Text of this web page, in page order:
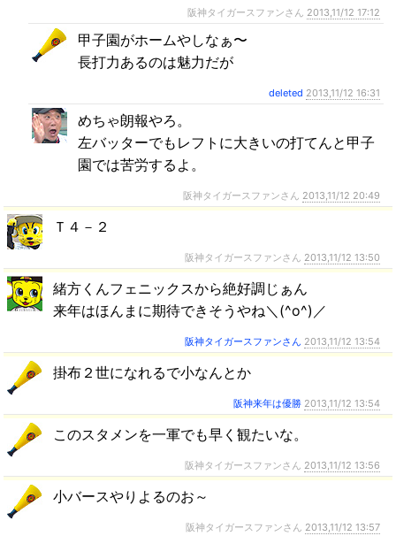
阪神タイガースファンさん 2013,11/12 17:12
甲子園がホームやしなぁ〜
長打力あるのは魅力だが
deleted 2013,11/12 16:31
めちゃ朗報やろ。
左バッターでもレフトに大きいの打てんと甲子
園では苦労するよ。
阪神タイガースファンさん 2013,11/12 20:49
Ｔ４－２
阪神タイガースファンさん 2013,11/12 13:50
緒方くんフェニックスから絶好調じぁん
来年はほんまに期待できそうやね＼(^o^)／
阪神タイガースファンさん 2013,11/12 13:54
掛布２世になれるで小なんとか
阪神来年は優勝 2013,11/12 13:54
このスタメンを一軍でも早く観たいな。
阪神タイガースファンさん 2013,11/12 13:56
小バースやりよるのお～
阪神タイガースファンさん 2013,11/12 13:57